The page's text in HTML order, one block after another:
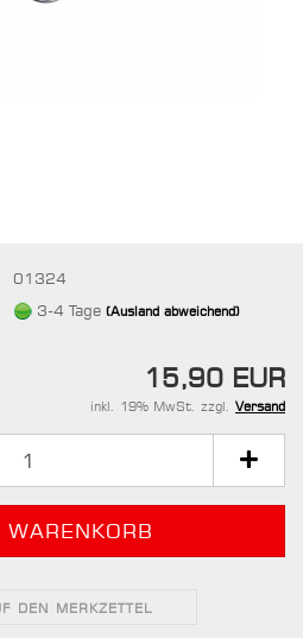
01324
3-4 Tage(Ausland abweichend)
15,90 EUR
inkl. 19% MwSt. zzgl. Versand
DEN MERKZETTEL